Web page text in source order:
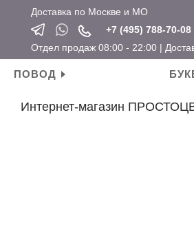
Доставка по Москве и МО
+7 (495) 788-70-08
Отдел продаж 08:00 - 22:00 |
ПОВОД
Личные поводы
Ароматические свечи
Новый год
Интернет-магазин